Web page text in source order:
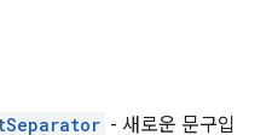
- 새로운 문구입